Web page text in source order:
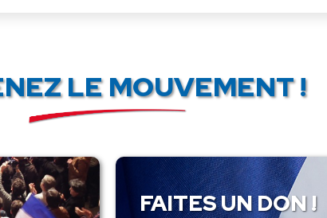
LE MOUVEMENT !
FAITES UN DON !